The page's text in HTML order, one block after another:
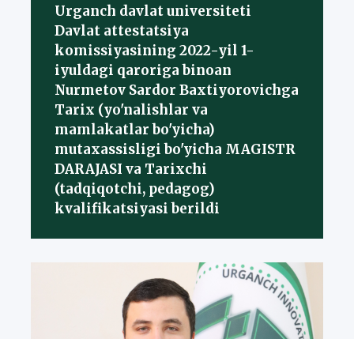
Urganch davlat universiteti
Davlat attestatsiya
komissiyasining 2022-yil 1-
iyuldagi qaroriga binoan
Nurmetov Sardor Baxtiyorovichga
Tarix (yo'nalishlar va
mamlakatlar bo'yicha)
mutaxassisligi bo'yicha MAGISTR
DARAJASI va Tarixchi
(tadqiqotchi, pedagog)
kvalifikatsiyasi berildi